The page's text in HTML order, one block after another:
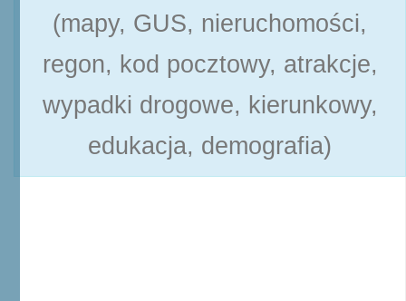
(mapy, GUS, nieruchomości,
regon, kod pocztowy, atrakcje,
wypadki drogowe, kierunkowy,
edukacja, demografia)